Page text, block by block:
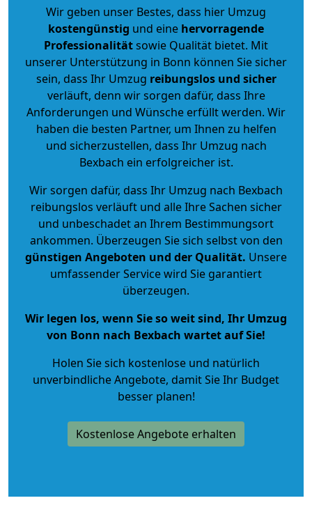
Wir geben unser Bestes, dass hier Umzug
kostengünstig und eine hervorragende
Professionalitätsowie Qualität bietet. Mit
unserer Unterstützung in Bonn können Sie sicher
sein, dass Ihr Umzug reibungslos und sicher
verläuft, denn wir sorgen dafür, dass Ihre
Anforderungen und Wünsche erfüllt werden. Wir
haben die besten Partner, um Ihnen zu helfen
und sicherzustellen, dass Ihr Umzug nach
Bexbach ein erfolgreicher ist.
Wir sorgen dafür, dass Ihr Umzug nach Bexbach
reibungslos verläuft und alle Ihre Sachen sicher
und unbeschadet an Ihrem Bestimmungsort
ankommen. Überzeugen Sie sich selbst von den
günstigen Angeboten und der Qualität. Unsere
umfassender Service wird Sie garantiert
überzeugen.
Wir legen los, wenn Sie so weit sind, Ihr Umzug
von Bonn nach Bexbach wartet auf Sie!
Holen Sie sich kostenlose und natürlich
unverbindliche Angebote, damit Sie Ihr Budget
besser planen!
Kostenlose Angebote erhalten